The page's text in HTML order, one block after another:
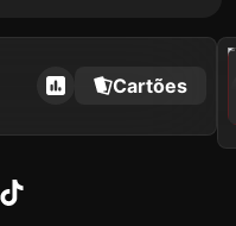
Cartões
2025